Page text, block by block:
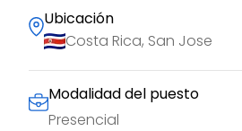
Ubicación
Costa Rica, San Jose
Modalidad del puesto
Presencial